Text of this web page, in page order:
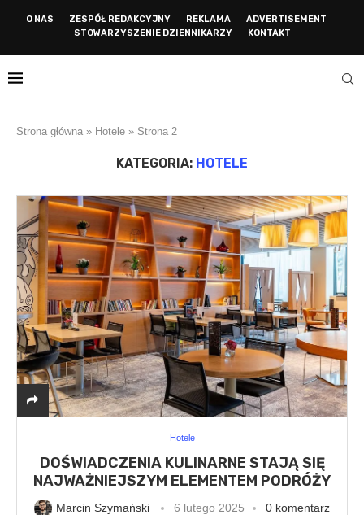
O NAS ZESPÓŁ REDAKCYJNY REKLAMA
ADVERTISEMENT
STOWARZYSZENIE DZIENNIKARZY
KONTAKT
Strona główna » Hotele » Strona 2
KATEGORIA: HOTELE
Hotele
DOŚWIADCZENIA KULINARNE STAJĄ SIĘ
NAJWAŻNIEJSZYM ELEMENTEM PODRÓŻY
Marcin Szymański 6 lutego 2025
0 komentarz